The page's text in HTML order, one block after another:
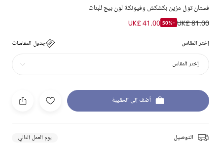
فستان تول مزين بكشكش وفيونكة لون بيج للبنات
UK£ 81.00
-50%
UK£ 41.00
إختر المقاس جدول المقاسات
إختر المقاس
أضف إلى الحقيبة
التوصيل يوم العمل التالي